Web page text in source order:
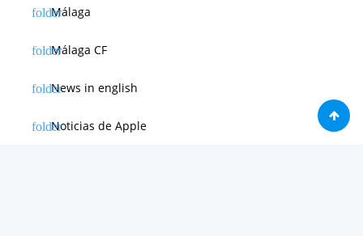
Málaga
Málaga CF
News in english
Noticias de Apple